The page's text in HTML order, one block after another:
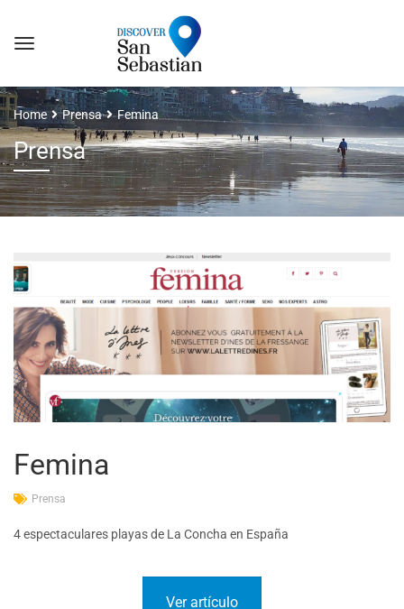
Home Prensa Femina
Prensa
Femina
Prensa
4 espectaculares playas de La Concha en España
Ver artículo